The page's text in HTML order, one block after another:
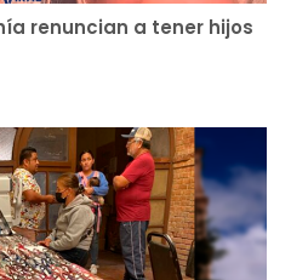
renuncian a tener hijos